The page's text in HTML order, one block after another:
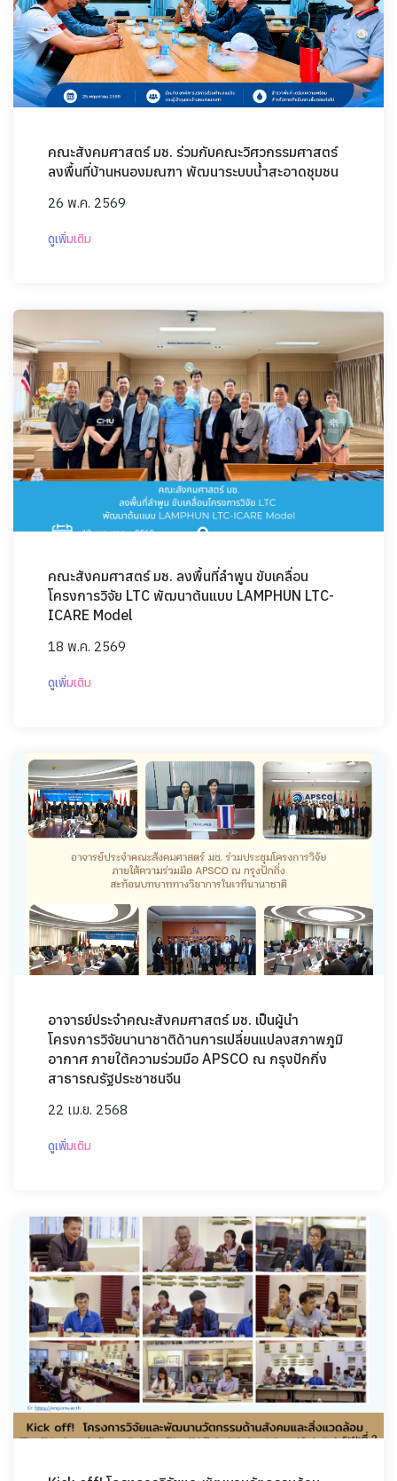
คณะสังคมศาสตร์ มช. ร่วมกับคณะวิศวกรรมศาสตร์
ลงพื้นที่บ้านหนองมณฑา พัฒนาระบบน้ำสะอาดชุมชน
26 พ.ค. 2569
ดูเพิ่มเติม
คณะสังคมศาสตร์ มช. ลงพื้นที่ลำพูน ขับเคลื่อน
โครงการวิจัย LTC พัฒนาต้นแบบ LAMPHUN LTC-
ICARE Model
18 พ.ค. 2569
ดูเพิ่มเติม
อาจารย์ประจำคณะสังคมศาสตร์ มช. เป็นผู้นำ
โครงการวิจัยนานาชาติด้านการเปลี่ยนแปลงสภาพภูมิ
อากาศ ภายใต้ความร่วมมือ APSCO ณ กรุงปักกิ่ง
สาธารณรัฐประชาชนจีน
22 เม.ย. 2568
ดูเพิ่มเติม